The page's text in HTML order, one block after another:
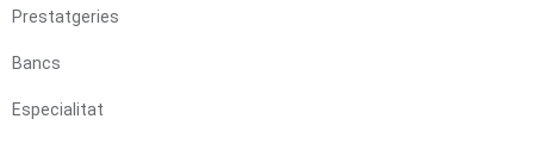
Prestatgeries
Bancs
Especialitat